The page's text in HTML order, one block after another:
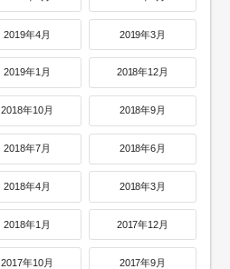
2019年4月 2019年3月
2019年1月 2018年12月
2018年10月 2018年9月
2018年7月 2018年6月
2018年4月 2018年3月
2018年1月 2017年12月
2017年10月 2017年9月